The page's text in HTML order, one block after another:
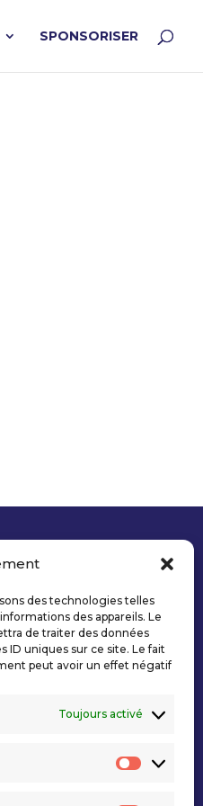
des technologies telles
des appareils. Le
de traiter des données
uniques sur ce site. Le fait
peut avoir un effet négatif
Toujours activé
SPONSORISER